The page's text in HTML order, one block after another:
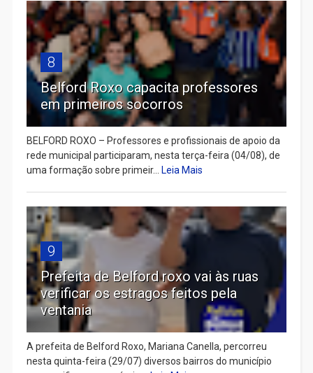
8
Belford Roxo capacita professores
em primeiros socorros
BELFORD ROXO – Professores e profissionais de apoio da
rede municipal participaram, nesta terça-feira (04/08), de
uma formação sobre primeir... Leia Mais
9
Prefeita de Belford roxo vai às ruas
verificar os estragos feitos pela
ventania
A prefeita de Belford Roxo, Mariana Canella, percorreu
nesta quinta-feira (29/07) diversos bairros do município